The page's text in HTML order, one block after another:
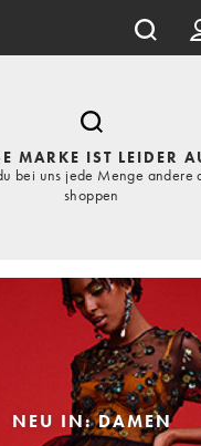
MARKE IST LEIDER
bei uns jede Menge andere
shoppen
NEU IN: DAMEN